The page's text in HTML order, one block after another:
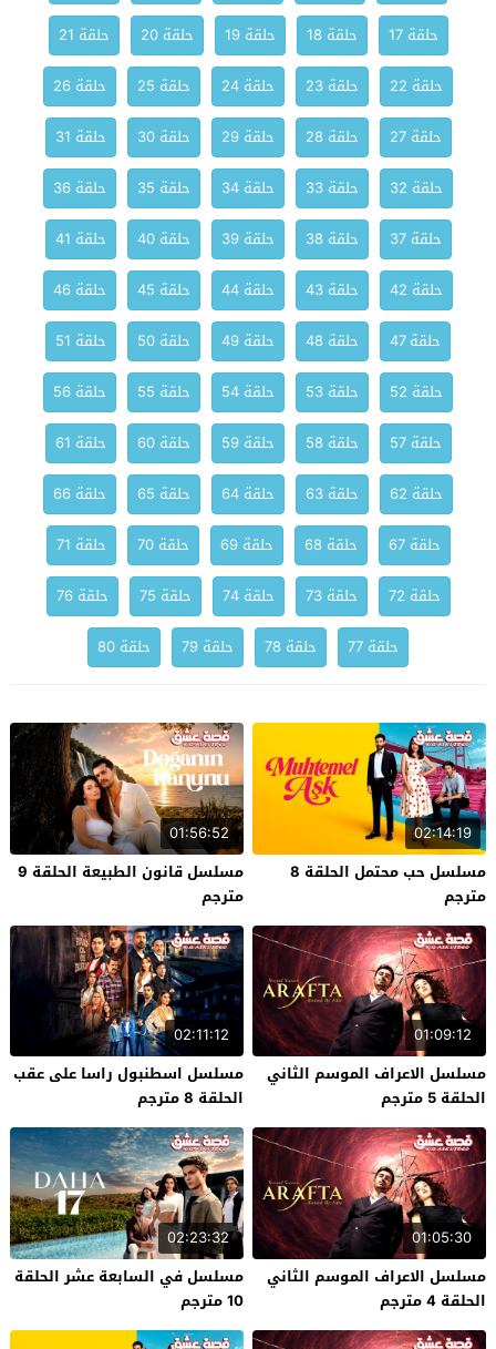
حلقة 17
حلقة 18 حلقة 19 حلقة 20
حلقة 21
حلقة 22
حلقة 23 حلقة 24 حلقة 25
حلقة 26
حلقة 27
حلقة 28 حلقة 29 حلقة 30
حلقة 31
حلقة 32
حلقة 33 حلقة 34 حلقة 35
حلقة 36
حلقة 37
حلقة 38 حلقة 39 حلقة 40
حلقة 41
حلقة 42
حلقة 43 حلقة 44 حلقة 45
حلقة 46
حلقة 47
حلقة 48 حلقة 49 حلقة 50
حلقة 51
حلقة 52
حلقة 53 حلقة 54 حلقة 55
حلقة 56
حلقة 57
حلقة 58 حلقة 59 حلقة 60
حلقة 61
حلقة 62
حلقة 63 حلقة 64 حلقة 65
حلقة 66
حلقة 67
حلقة 68 حلقة 69 حلقة 70
حلقة 71
حلقة 72
حلقة 73 حلقة 74 حلقة 75
حلقة 76
حلقة 77
حلقة 78 حلقة 79 حلقة 80
02:14:19
مسلسل حب محتمل الحلقة 8
مترجم
01:56:52
مسلسل قانون الطبيعة الحلقة 9
مترجم
01:09:12
مسلسل الاعراف الموسم الثاني
الحلقة 5 مترجم
02:11:12
مسلسل اسطنبول راسا على عقب
الحلقة 8 مترجم
01:05:30
مسلسل الاعراف الموسم الثاني
الحلقة 4 مترجم
02:23:32
مسلسل في السابعة عشر الحلقة
10 مترجم